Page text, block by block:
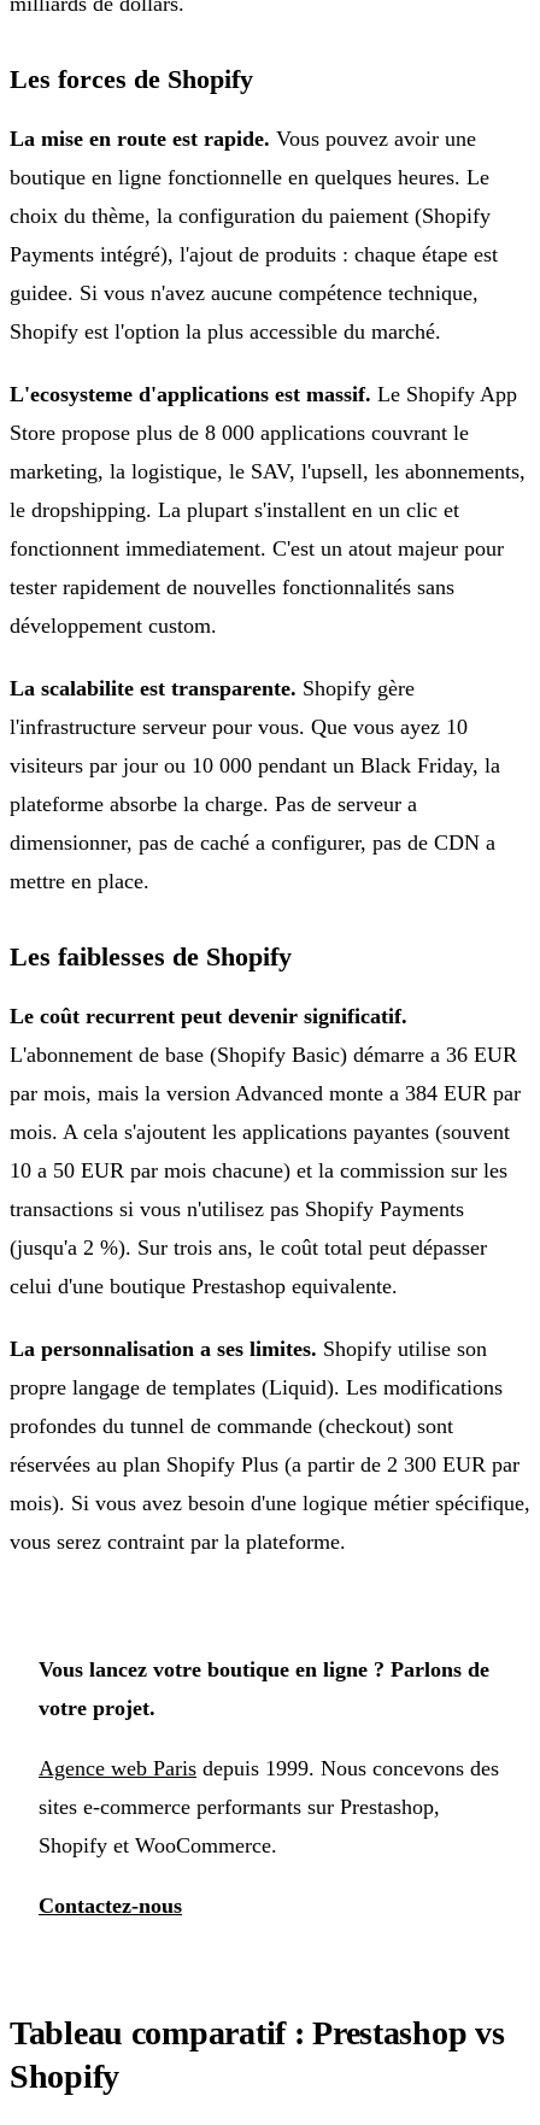
Les forces de Shopify
La mise en route est rapide. Vous pouvez avoir une
boutique en ligne fonctionnelle en quelques heures. Le
choix du thème, la configuration du paiement (Shopify
Payments intégré), l'ajout de produits : chaque étape est
guidee. Si vous n'avez aucune compétence technique,
Shopify est l'option la plus accessible du marché.
L'ecosysteme d'applications est massif. Le Shopify App
Store propose plus de 8 000 applications couvrant le
marketing, la logistique, le SAV, l'upsell, les abonnements,
le dropshipping. La plupart s'installent en un clic et
fonctionnent immediatement. C'est un atout majeur pour
tester rapidement de nouvelles fonctionnalités sans
développement custom.
La scalabilite est transparente. Shopify gère
l'infrastructure serveur pour vous. Que vous ayez 10
visiteurs par jour ou 10 000 pendant un Black Friday, la
plateforme absorbe la charge. Pas de serveur a
dimensionner, pas de caché a configurer, pas de CDN a
mettre en place.
Les faiblesses de Shopify
Le coût recurrent peut devenir significatif.
L'abonnement de base (Shopify Basic) démarre a 36 EUR
par mois, mais la version Advanced monte a 384 EUR par
mois. A cela s'ajoutent les applications payantes (souvent
10 a 50 EUR par mois chacune) et la commission sur les
transactions si vous n'utilisez pas Shopify Payments
(jusqu'a 2 %). Sur trois ans, le coût total peut dépasser
celui d'une boutique Prestashop equivalente.
La personnalisation a ses limites. Shopify utilise son
propre langage de templates (Liquid). Les modifications
profondes du tunnel de commande (checkout) sont
réservées au plan Shopify Plus (a partir de 2 300 EUR par
mois). Si vous avez besoin d'une logique métier spécifique,
vous serez contraint par la plateforme.
Vous lancez votre boutique en ligne ? Parlons de
votre projet.
Agence web Paris depuis 1999. Nous concevons des
sites e-commerce performants sur Prestashop,
Shopify et WooCommerce.
Contactez-nous
Tableau comparatif : Prestashop vs
Shopify